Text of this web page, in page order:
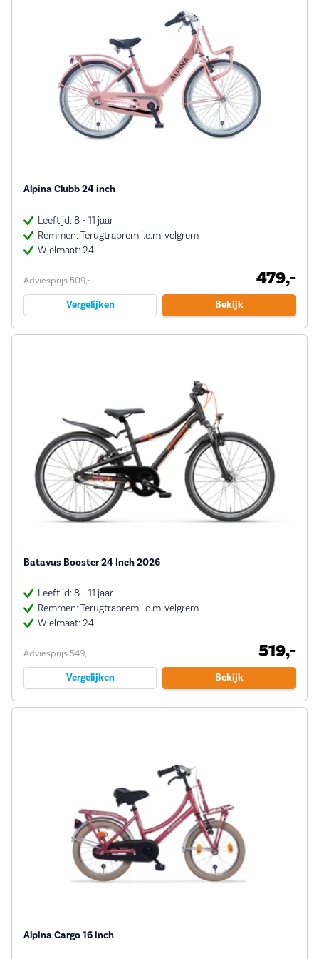
Alpina Clubb 24 inch
Leeftijd: 8 - 11 jaar
Remmen: Terugtraprem i.c.m. velgrem
Wielmaat: 24
Adviesprijs 509,- 479,-
Vergelijken Bekijk
Batavus Booster 24 Inch 2026
Leeftijd: 8 - 11 jaar
Remmen: Terugtraprem i.c.m. velgrem
Wielmaat: 24
Adviesprijs 549,- 519,-
Vergelijken Bekijk
Alpina Cargo 16 inch